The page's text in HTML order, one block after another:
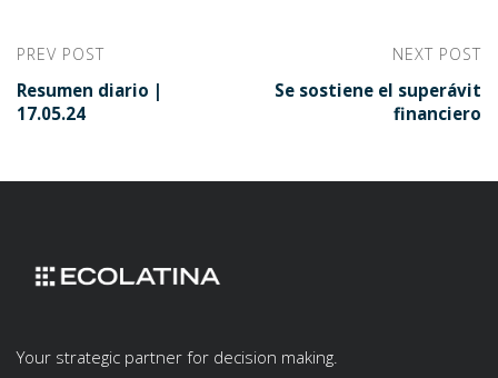
PREV POST
Resumen diario |
17.05.24
NEXT POST
Se sostiene el superávit
financiero
Your strategic partner for decision making.